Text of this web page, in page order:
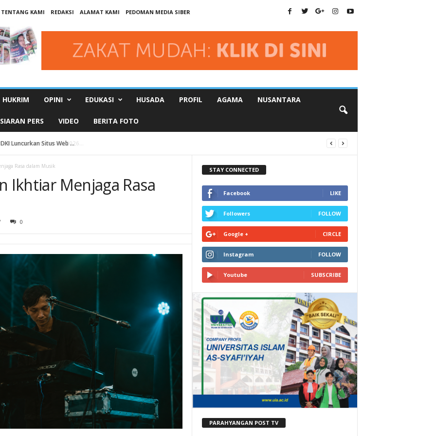
TENTANG KAMI REDAKSI ALAMAT KAMI
PEDOMAN MEDIA SIBER
HUKRIM OPINI EDUKASI HUSADA PROFIL AGAMA NUSANTARA
SIARAN PERS VIDEO BERITA FOTO
Luncurkan Situs Web ...
Rasa dalam Musik
Ikhtiar Menjaga Rasa
0
STAY CONNECTED
Facebook LIKE
Followers FOLLOW
Google + CIRCLE
Instagram FOLLOW
Youtube SUBSCRIBE
PARAHYANGAN POST TV